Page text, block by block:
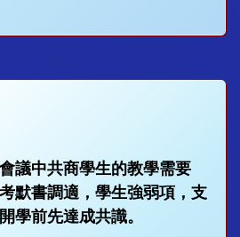
議中共商學生的教學需要
默書調適，學生強弱項，支
學前先達成共識。